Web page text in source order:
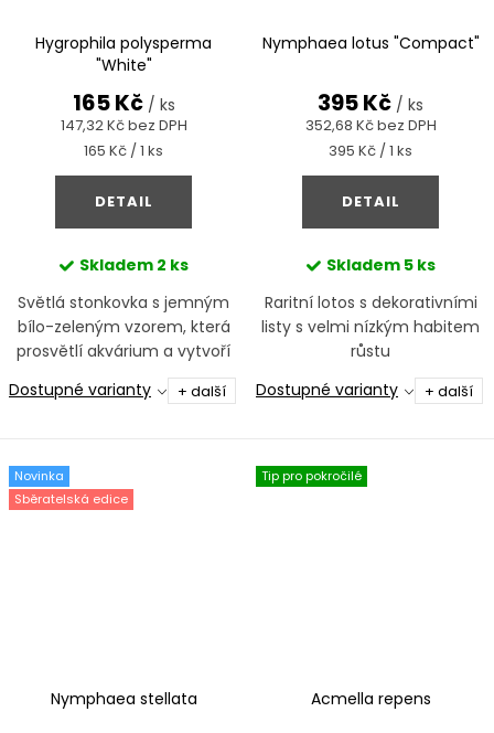
Hygrophila polysperma
"White"
147,32 Kč bez DPH
165 Kč / ks
Měrná
cena:
165 Kč / 1 ks
DETAIL
Skladem 2 ks
Světlá stonkovka s jemným
bílo-zeleným vzorem, která
prosvětlí akvárium a vytvoří
výrazný kontrast.
Dostupné varianty + další
Nymphaea lotus "Compact"
352,68 Kč bez DPH
395 Kč / ks
Měrná
cena:
395 Kč / 1 ks
DETAIL
Skladem 5 ks
Raritní lotos s dekorativními
listy s velmi nízkým habitem
růstu
Dostupné varianty
+ další
Novinka
Sběratelská edice
Nymphaea stellata
Tip pro pokročilé
Acmella repens